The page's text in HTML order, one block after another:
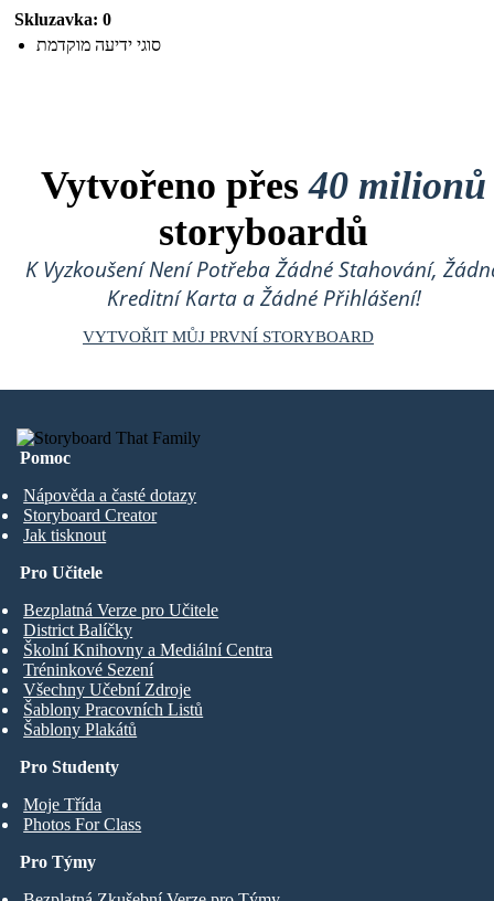
Skluzavka: 0
סוגי ידיעה מוקדמת
Vytvořeno přes40 milionů
storyboardů
K Vyzkoušení Není Potřeba Žádné Stahování,
Kreditní Karta a Žádné Přihlášení!
VYTVOŘIT MŮJ PRVNÍ STORYBOARD
Pomoc
Nápověda a časté dotazy
Storyboard Creator
Jak tisknout
Pro Studenty
Moje Třída
Photos For Class
Pro Učitele
Bezplatná Verze pro Učitele
District Balíčky
Školní Knihovny a Mediální Centra
Tréninkové Sezení
Všechny Učební Zdroje
Šablony Pracovních Listů
Šablony Plakátů
Pro Týmy